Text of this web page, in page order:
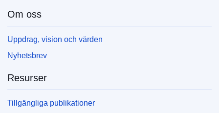
Om oss
Uppdrag, vision och värden
Nyhetsbrev
Resurser
Tillgängliga publikationer